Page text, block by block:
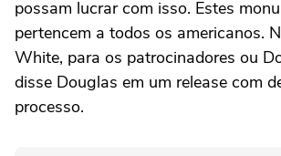
possam lucrar com isso. Estes
pertencem a todos os americanos.
White, para os patrocinadores ou
disse Douglas em um release com
processo.